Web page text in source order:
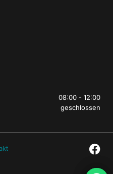
08:00 - 12:00
geschlossen